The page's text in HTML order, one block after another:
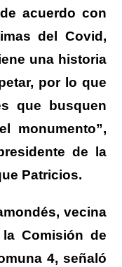
acuerdo con
del Covid,
una historia
por lo que
que busquen
monumento”,
de la
Patricios.
vecina
Comisión de
4, señaló